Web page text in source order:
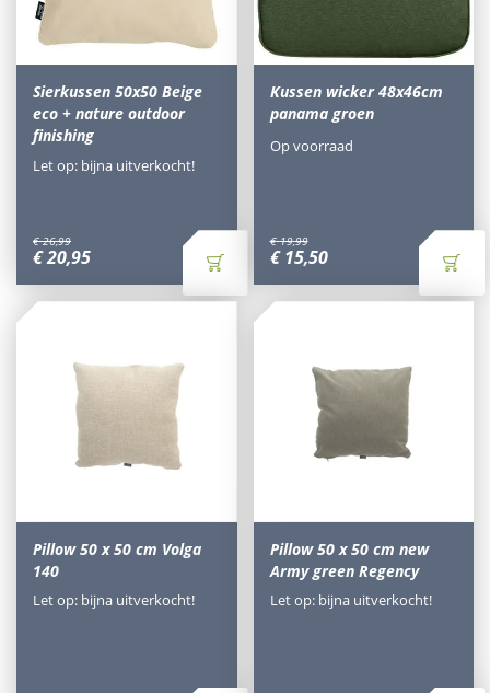
Sierkussen 50x50 Beige
eco + nature outdoor
finishing
€ 26,99
€20,95
Let op: bijna uitverkocht!
Kussen wicker 48x46cm
panama groen
€ 19,99
€ 15,50
Op voorraad
Pillow 50 x 50 cm Volga
140
Let op: bijna uitverkocht!
Pillow 50 x 50 cm new
Army green Regency
Let op: bijna uitverkocht!